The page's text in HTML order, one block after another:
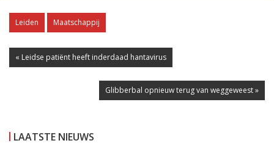
Leiden Maatschappij
« Leidse patiënt heeft inderdaad hantavirus
Glibberbal opnieuw terug van weggeweest »
LAATSTE NIEUWS